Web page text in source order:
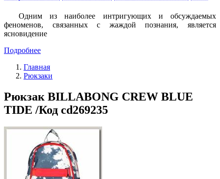
Одним из наиболее интригующих и обсуждаемых
феноменов, связанных с жаждой познания, является
ясновидение
Подробнее
Главная
Рюкзаки
Рюкзак BILLABONG CREW BLUE
TIDE /Код cd269235